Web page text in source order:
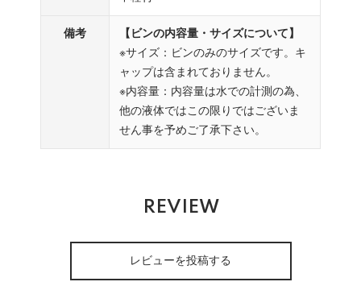
備考
【ビンの内容量・サイズについて】
※サイズ：ビンのみのサイズです。キ
ャップは含まれておりません。
※内容量：内容量は水での計測の為、
他の液体ではこの限りではございま
せん事を予めご了承下さい。
REVIEW
レビューを投稿する